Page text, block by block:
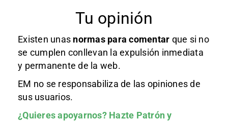
Tu opinión
Existen unas normas para comentar que si no
se cumplen conllevan la expulsión inmediata
y permanente de la web.
EM no se responsabiliza de las opiniones de
sus usuarios.
¿Quieres apoyarnos? Hazte Patróny